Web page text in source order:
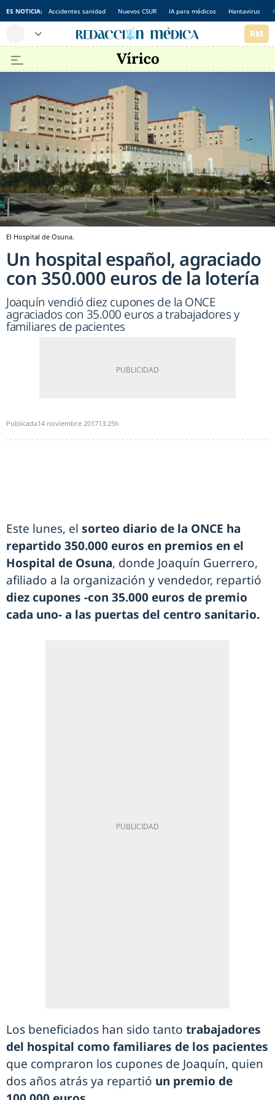
ES NOTICIA: Accidentes sanidad Nuevos CSUR IA para médicos Hantavirus
El Hospital de Osuna.
Un hospital español, agraciado
con 350.000 euros de la lotería
Joaquín vendió diez cupones de la ONCE
agraciados con 35.000 euros a trabajadores y
familiares de pacientes
Publicada14 noviembre 201713:25h
Este lunes, el sorteo diario de la ONCE ha
repartido 350.000 euros en premios en el
Hospital de Osuna, donde Joaquín Guerrero,
afiliado a la organización y vendedor, repartió
diez cupones -con 35.000 euros de premio
cada uno- a las puertas del centro sanitario.
Los beneficiados han sido tanto trabajadores
del hospital como familiares de los pacientes
que compraron los cupones de Joaquín, quien
dos años atrás ya repartió un premio de